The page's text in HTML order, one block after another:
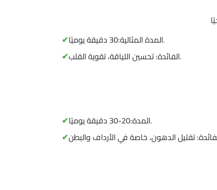
المدة المثالية:30 دقيقة يوميًا.
الفائدة: تحسين اللياقة، تقوية القلب.
المدة:20-30 دقيقة يوميًا.